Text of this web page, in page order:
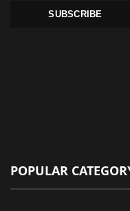
SUBSCRIBE
POPULAR